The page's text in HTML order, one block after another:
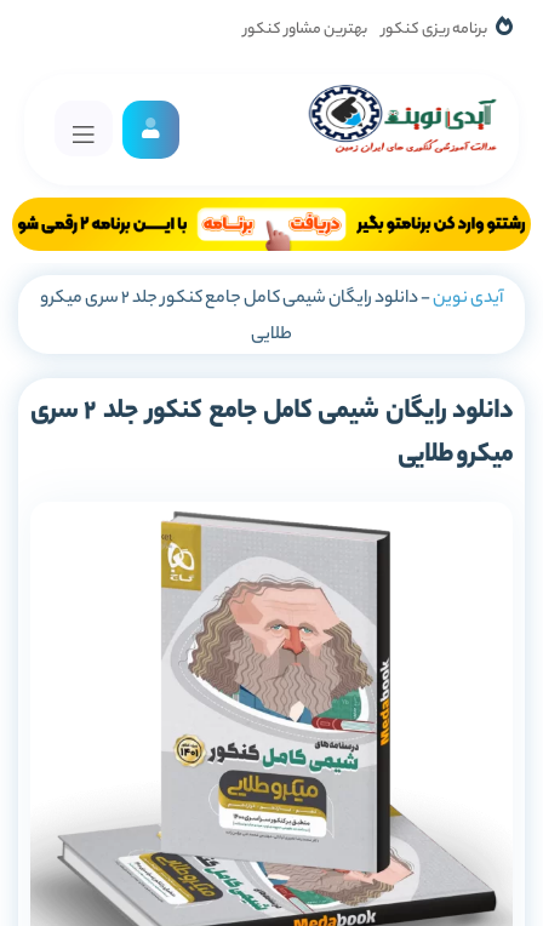
برنامه ریزی کنکور بهترین مشاور کنکور
آیدی نوین-
دانلود رایگان شیمی کامل جامع کنکور جلد 2 سری میکرو
طلایی
دانلود رایگان شیمی کامل جامع کنکور جلد 2 سری
میکرو طلایی